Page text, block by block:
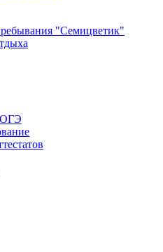
"Семицветик"
ОГЭ